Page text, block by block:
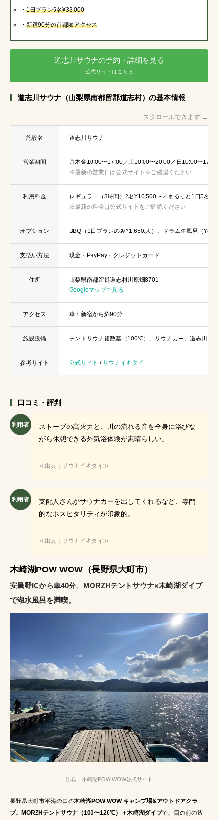
・ 1日プラン5名¥33,000
・ 新宿90分の首都圏アクセス
道志川サウナの予約・詳細を見る
公式サイトはこちら
道志川サウナ（山梨県南都留郡道志村）の基本情報
スクロールできます →
施設名 道志川サウナ
営業期間
月木金10:00〜17:00／土10:00〜20:00／日10:00〜
※最新の営業日は公式サイトをご確認ください
利用料金
レギュラー（3時間）2名¥16,500〜／まるっと1日5名
※最新の料金は公式サイトをご確認ください
オプション BBQ（1日プランのみ¥1,650/人）、ドラム缶風呂（
支払い方法 現金・PayPay・クレジットカード
住所
山梨県南都留郡道志村川原畑8701
Googleマップで見る
アクセス 車：新宿から約90分
施設設備 テントサウナ複数基（100℃）、サウナカー、道志川（
参考サイト 公式サイト /サウナイキタイ
口コミ・評判
利用者
ストーブの高火力と、川の流れる音を全身に浴びな
がら休憩できる外気浴体験が素晴らしい。
≪出典：サウナイキタイ≫
利用者
支配人さんがサウナカーを出してくれるなど、専門
的なホスピタリティが印象的。
≪出典：サウナイキタイ≫
木崎湖POW WOW（長野県大町市）
安曇野ICから車40分、MORZHテントサウナ×木崎湖ダイブ
で湖水風呂を満喫。
出典：木崎湖POW WOW公式サイト
長野県大町市平海の口の木崎湖POW WOW キャンプ場&アウトドアクラ
ブ。 MORZHテントサウナ（100〜120℃）＋木崎湖ダイブで、目の前の透